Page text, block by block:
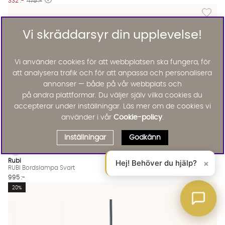
Lägg
RUBI Bordslampa Svart Finns även i dessa färger:
RUBI Bordslampa Svart
Rubi
RUBI Bordslampa Svart
995 :-
Lägg
20%
Vi skräddarsyr din upplevelse!
Vi använder cookies för att webbplatsen ska fungera, för
att analysera trafik och för att anpassa och personalisera
annonser — både på vår webbplats och
på andra plattformar. Du väljer själv vilka cookies du
accepterar under inställningar. Läs mer om de cookies vi
använder i vår Cookie-policy.
Inställningar Godkänn
Hej! Behöver du hjälp? ×